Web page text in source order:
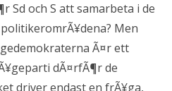
Sd och S att samarbeta i de
Men
Ã¤r ett
dÃ¤rfÃ¶r de
driver endast en frÃ¥ga,